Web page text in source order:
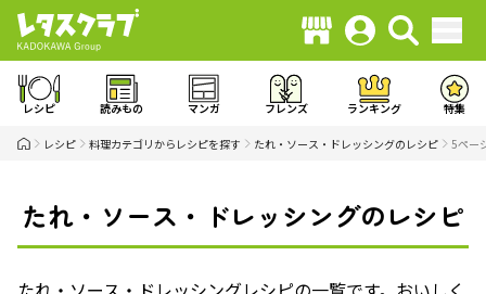
レシピ 読みもの マンガ フレンズ ランキング 特集
レシピ 料理カテゴリからレシピを探す たれ・ソース・ドレッシングのレシピ 5ペー
たれ・ソース・ドレッシングのレシピ